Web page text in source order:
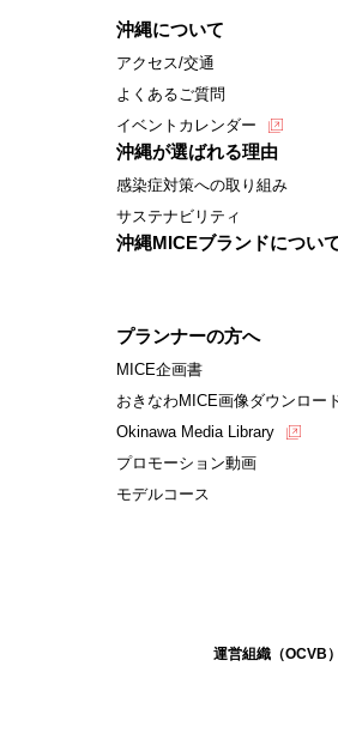
沖縄について
アクセス/交通
よくあるご質問
イベントカレンダー
沖縄が選ばれる理由
感染症対策への取り組み
サステナビリティ
沖縄MICEブランドについ
プランナーの方へ
MICE企画書
おきなわMICE画像ダウンロー
Okinawa Media Library
プロモーション動画
モデルコース
運営組織（OCVB